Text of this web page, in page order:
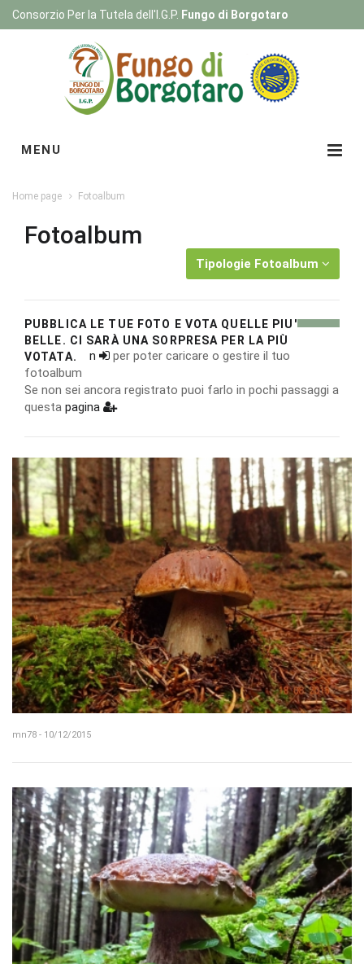
Consorzio Per la Tutela dell'I.G.P. Fungo di Borgotaro
MENU
Home page Fotoalbum
Fotoalbum
Tipologie Fotoalbum
PUBBLICA LE TUE FOTO E VOTA QUELLE PIU'
BELLE. CI SARÀ UNA SORPRESA PER LA PIÙ
VOTATA.
Esegui illogin
per poter caricare o gestire il tuo
fotoalbum
Se non sei ancora registrato puoi farlo in pochi passaggi a
questa pagina
mn78 - 10/12/2015